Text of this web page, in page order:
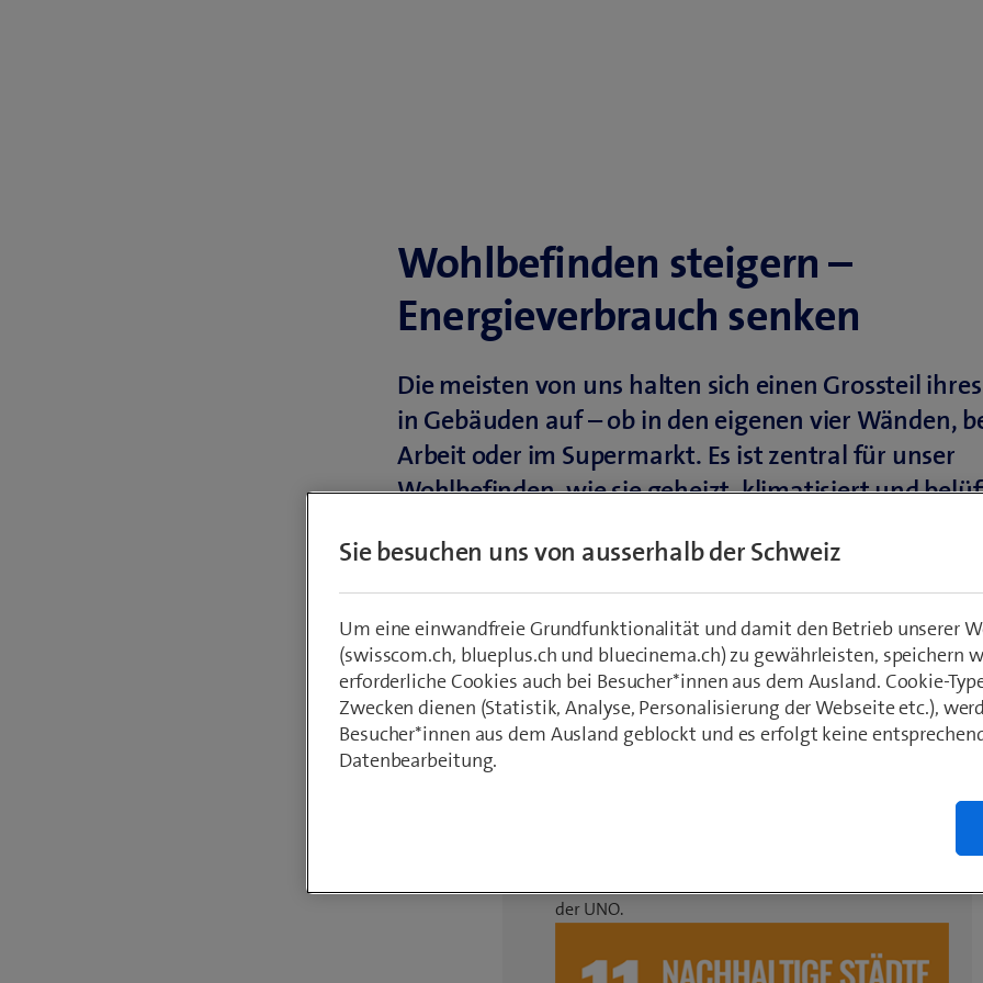
Wohlbefinden steigern –
Energieverbrauch senken
Die meisten von uns halten sich einen Grossteil ihres
in Gebäuden auf – ob in den eigenen vier Wänden,
Arbeit oder im Supermarkt. Es ist zentral für unser
Wohlbefinden, wie sie geheizt, klimatisiert und
Gebäudemanagement auch viel Energie und
unter anderem dank den smarten Helfern der
VonRes Witschi
28. September 2020
der UNO.
Sie besuchen uns von ausserhalb der Schweiz
Um eine einwandfreie Grundfunktionalität und damit den Betrieb unserer
(swisscom.ch, blueplus.ch und bluecinema.ch) zu gewährleisten, speichern
erforderliche Cookies auch bei Besucher*innen aus dem Ausland. Cookie-
Zwecken dienen (Statistik, Analyse, Personalisierung der Webseite etc.),
Besucher*innen aus dem Ausland geblockt und es erfolgt keine
Datenbearbeitung.